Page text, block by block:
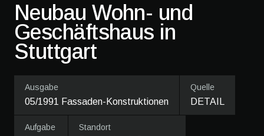
Neubau Wohn- und
Geschäftshaus in
Stuttgart
Ausgabe
05/1991 Fassaden-Konstruktionen
Quelle
DETAIL
Aufgabe Standort